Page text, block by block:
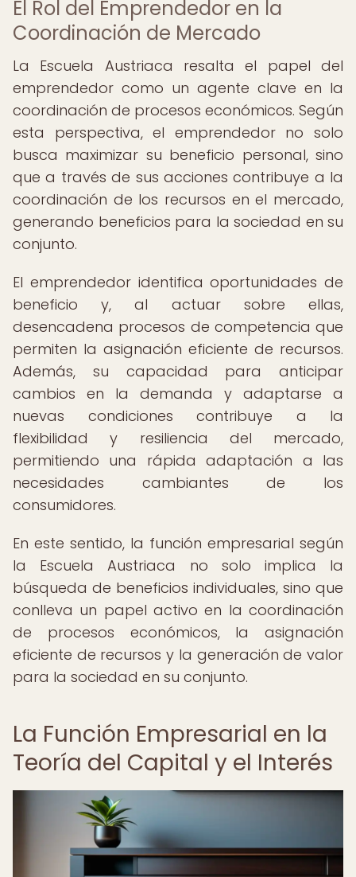
El Rol del Emprendedor en la
Coordinación de Mercado
La Escuela Austriaca resalta el papel del
emprendedor como un agente clave en la
coordinación de procesos económicos. Según
esta perspectiva, el emprendedor no solo
busca maximizar su beneficio personal, sino
que a través de sus acciones contribuye a la
coordinación de los recursos en el mercado,
generando beneficios para la sociedad en su
conjunto.
El emprendedor identifica oportunidades de
beneficio y, al actuar sobre ellas,
desencadena procesos de competencia que
permiten la asignación eficiente de recursos.
Además, su capacidad para anticipar
cambios en la demanda y adaptarse a
nuevas condiciones contribuye a la
flexibilidad y resiliencia del mercado,
permitiendo una rápida adaptación a las
necesidades cambiantes de los
consumidores.
En este sentido, la función empresarial según
la Escuela Austriaca no solo implica la
búsqueda de beneficios individuales, sino que
conlleva un papel activo en la coordinación
de procesos económicos, la asignación
eficiente de recursos y la generación de valor
para la sociedad en su conjunto.
La Función Empresarial en la
Teoría del Capital y el Interés